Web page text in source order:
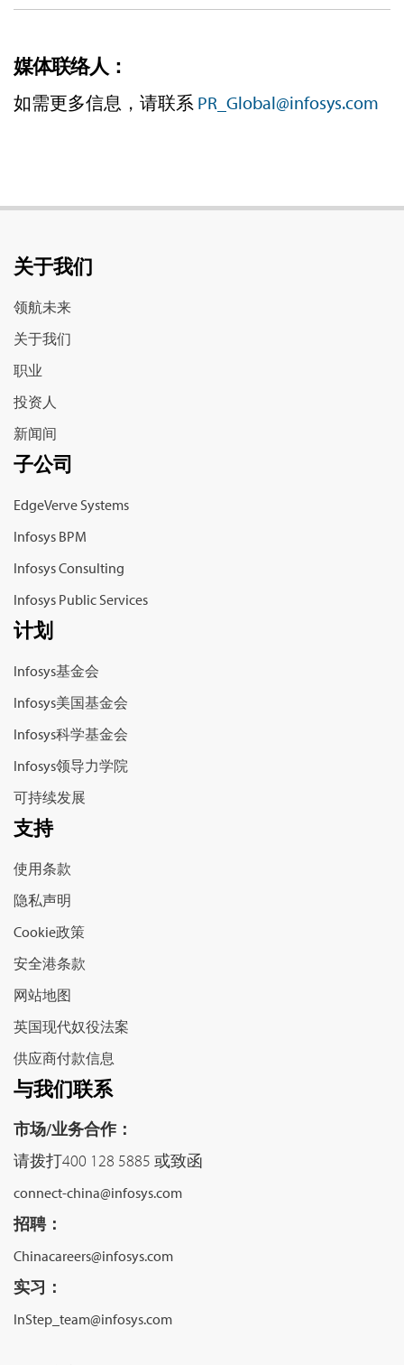
媒体联络人：
如需更多信息，请联系 PR_Global@infosys.com
关于我们
领航未来
关于我们
职业
投资人
新闻间
子公司
EdgeVerve Systems
Infosys BPM
Infosys Consulting
Infosys Public Services
计划
Infosys基金会
Infosys美国基金会
Infosys科学基金会
Infosys领导力学院
可持续发展
支持
使用条款
隐私声明
Cookie政策
安全港条款
网站地图
英国现代奴役法案
供应商付款信息
与我们联系
市场/业务合作：
请拨打400 128 5885 或致函
connect-china@infosys.com
招聘：
Chinacareers@infosys.com
实习：
InStep_team@infosys.com